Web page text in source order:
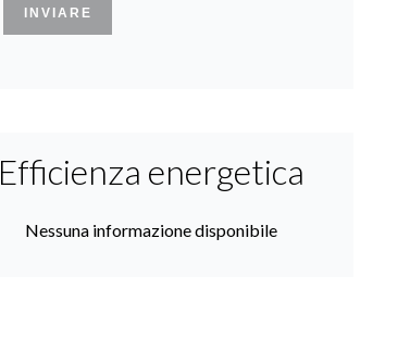
INVIARE
Efficienza energetica
Nessuna informazione disponibile